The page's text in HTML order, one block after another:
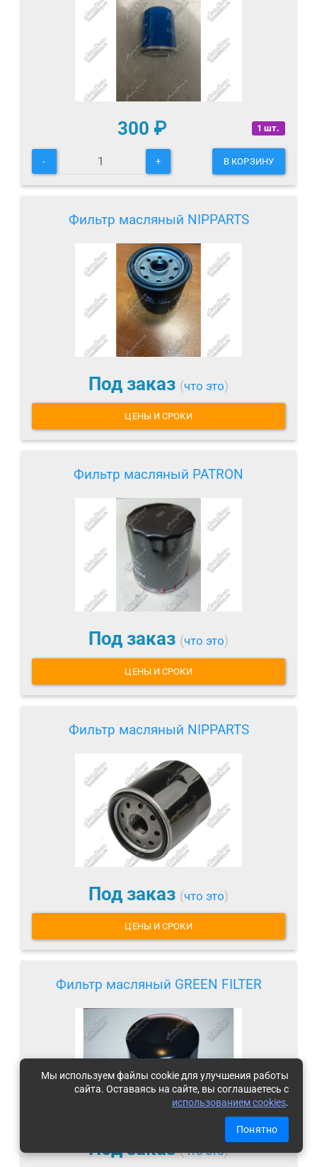
Мы используем файлы cookie для улучшения работы
сайта. Оставаясь на сайте, вы соглашаетесь с
использованием cookies.
Понятно
1 шт.
300 ₽
- + В КОРЗИНУ
Фильтр масляный NIPPARTS
Под заказ (что это)
ЦЕНЫ И СРОКИ
Фильтр масляный PATRON
Под заказ (что это)
ЦЕНЫ И СРОКИ
Фильтр масляный NIPPARTS
Под заказ (что это)
ЦЕНЫ И СРОКИ
Фильтр масляный GREEN FILTER
Под заказ(что это)